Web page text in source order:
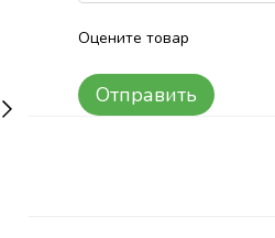
Оцените товар
Отправить